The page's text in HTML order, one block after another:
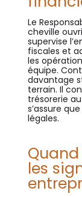
Le
cheville
supervise
fiscales et
les
équipe.
davantage
terrain. Il
trésorerie
s’assure
légales.
Quand
les